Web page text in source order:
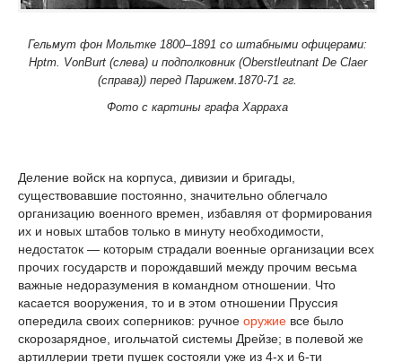
Гельмут фон Мольтке 1800–1891 со штабными офицерами:
Hptm. VonBurt (слева) и подполковник (Oberstleutnant De Claer
(справа)) перед Парижем.1870-71 гг.
Фото с картины графа Харраха
Деление войск на корпуса, дивизии и бригады,
существовавшие постоянно, значительно облегчало
организацию военного времен, избавляя от формирования
их и новых штабов только в минуту необходимости,
недостаток — которым страдали военные организации всех
прочих государств и порождавший между прочим весьма
важные недоразумения в командном отношении. Что
касается вооружения, то и в этом отношении Пруссия
опередила своих соперников: ручное оружие все было
скорозарядное, игольчатой системы Дрейзе; в полевой же
артиллерии трети пушек состояли уже из 4-х и 6-ти